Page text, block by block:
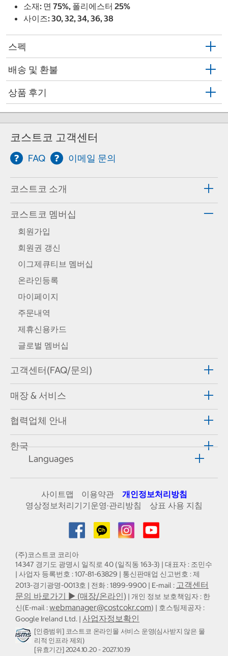
소재: 면 75%, 폴리에스터 25%
사이즈: 30, 32, 34, 36, 38
스펙
배송 및 환불
상품 후기
코스트코 고객센터
FAQ 이메일 문의
코스트코 소개
코스트코 멤버십
회원가입
회원권 갱신
이그제큐티브 멤버십
온라인등록
마이페이지
주문내역
제휴신용카드
글로벌 멤버십
고객센터(FAQ/문의)
매장 & 서비스
협력업체 안내
한국
Languages
사이트맵 이용약관
개인정보처리방침
영상정보처리기기운영·관리방침
상표 사용 지침
(주)코스트코 코리아
14347 경기도 광명시 일직로 40 (일직동 163-3) | 대표자 : 조민수
| 사업자 등록번호 : 107-81-63829 | 통신판매업 신고번호 : 제
2013-경기광명-0013호 | 전화 : 1899-9900 | E-mail : 고객센터
문의 바로가기 ▶ (매장/온라인) | 개인 정보 보호책임자 : 한
신(E-mail :webmanager@costcokr.com) | 호스팅제공자 :
Google Ireland Ltd. | 사업자정보확인
[인증범위] 코스트코 온라인몰 서비스 운영(심사받지 않은 물
리적 인프라 제외)
[유효기간] 2024.10.20 - 2027.10.19